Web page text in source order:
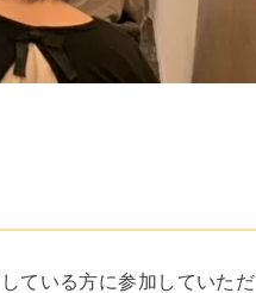
ている方に参加していただ